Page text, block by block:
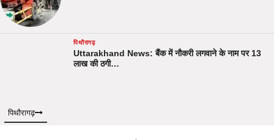
पिथौरागढ़
Uttarakhand News: बैंक में नौकरी लगवाने के नाम पर 13
लाख की ठगी…
पिथौरागढ़